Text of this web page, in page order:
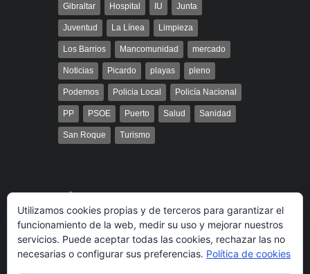
Gibraltar Hospital IU Junta
Juventud La Línea Limpieza
Los Barrios Mancomunidad mercado
Noticias Picardo playas pleno
Podemos Policia Local Policía Nacional
PP PSOE Puerto Salud Sanidad
San Roque Turismo
Búsqueda
Utilizamos cookies propias y de terceros para garantizar el
funcionamiento de la web, medir su uso y mejorar nuestros
servicios. Puede aceptar todas las cookies, rechazar las no
necesarias o configurar sus preferencias. Política de cookies